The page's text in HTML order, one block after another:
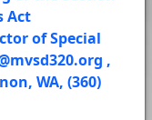
Act
of Special
,
WA, (360)